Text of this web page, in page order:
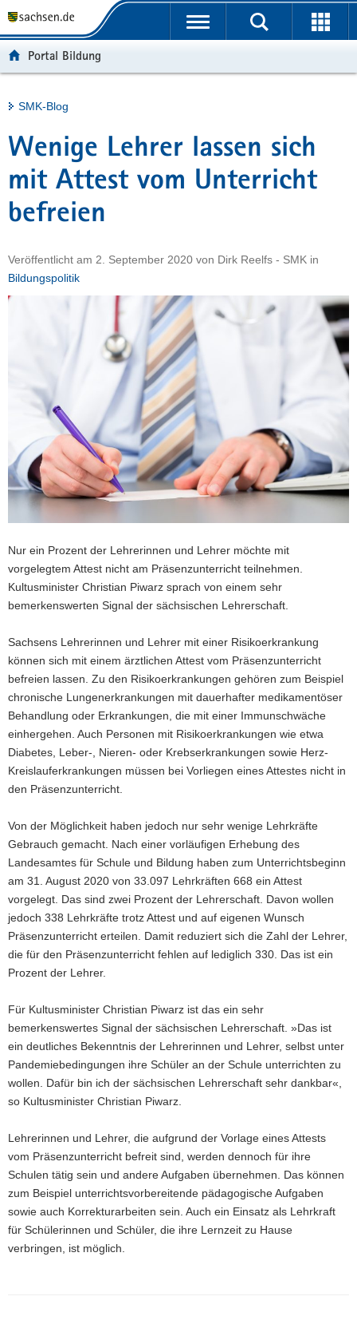
t
b
e
r
g
r
f
e
t
i
n
u
n
h
a
l
t
e
v
c
e
Portalübergreifende
Portal Bildung
Hauptinhalt
SMK-Blog
Wenige Lehrer lassen sich
mit Attest vom Unterricht
befreien
Veröffentlicht am 2. September 2020 von Dirk Reelfs - SMK in
Bildungspolitik
Nur ein Prozent der Lehrerinnen und Lehrer möchte mit
vorgelegtem Attest nicht am Präsenzunterricht teilnehmen.
Kultusminister Christian Piwarz sprach von einem sehr
bemerkenswerten Signal der sächsischen Lehrerschaft.
Sachsens Lehrerinnen und Lehrer mit einer Risikoerkrankung
können sich mit einem ärztlichen Attest vom Präsenzunterricht
befreien lassen. Zu den Risikoerkrankungen gehören zum Beispiel
chronische Lungenerkrankungen mit dauerhafter medikamentöser
Behandlung oder Erkrankungen, die mit einer Immunschwäche
einhergehen. Auch Personen mit Risikoerkrankungen wie etwa
Diabetes, Leber-, Nieren- oder Krebserkrankungen sowie Herz-
Kreislauferkrankungen müssen bei Vorliegen eines Attestes nicht in
den Präsenzunterricht.
Von der Möglichkeit haben jedoch nur sehr wenige Lehrkräfte
Gebrauch gemacht. Nach einer vorläufigen Erhebung des
Landesamtes für Schule und Bildung haben zum Unterrichtsbeginn
am 31. August 2020 von 33.097 Lehrkräften 668 ein Attest
vorgelegt. Das sind zwei Prozent der Lehrerschaft. Davon wollen
jedoch 338 Lehrkräfte trotz Attest und auf eigenen Wunsch
Präsenzunterricht erteilen. Damit reduziert sich die Zahl der Lehrer,
die für den Präsenzunterricht fehlen auf lediglich 330. Das ist ein
Prozent der Lehrer.
Für Kultusminister Christian Piwarz ist das ein sehr
bemerkenswertes Signal der sächsischen Lehrerschaft. »Das ist
ein deutliches Bekenntnis der Lehrerinnen und Lehrer, selbst unter
Pandemiebedingungen ihre Schüler an der Schule unterrichten zu
wollen. Dafür bin ich der sächsischen Lehrerschaft sehr dankbar«,
so Kultusminister Christian Piwarz.
Lehrerinnen und Lehrer, die aufgrund der Vorlage eines Attests
vom Präsenzunterricht befreit sind, werden dennoch für ihre
Schulen tätig sein und andere Aufgaben übernehmen. Das können
zum Beispiel unterrichtsvorbereitende pädagogische Aufgaben
sowie auch Korrekturarbeiten sein. Auch ein Einsatz als Lehrkraft
für Schülerinnen und Schüler, die ihre Lernzeit zu Hause
verbringen, ist möglich.